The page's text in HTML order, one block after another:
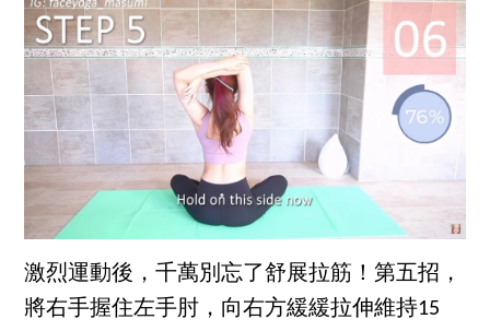
激烈運動後，千萬別忘了舒展拉筋！第五招，
將右手握住左手肘，向右方緩緩拉伸維持15